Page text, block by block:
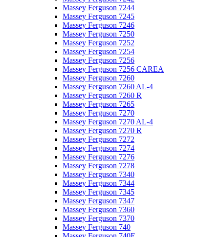
Massey Ferguson 7244
Massey Ferguson 7245
Massey Ferguson 7246
Massey Ferguson 7250
Massey Ferguson 7252
Massey Ferguson 7254
Massey Ferguson 7256
Massey Ferguson 7256 CAREA
Massey Ferguson 7260
Massey Ferguson 7260 AL-4
Massey Ferguson 7260 R
Massey Ferguson 7265
Massey Ferguson 7270
Massey Ferguson 7270 AL-4
Massey Ferguson 7270 R
Massey Ferguson 7272
Massey Ferguson 7274
Massey Ferguson 7276
Massey Ferguson 7278
Massey Ferguson 7340
Massey Ferguson 7344
Massey Ferguson 7345
Massey Ferguson 7347
Massey Ferguson 7360
Massey Ferguson 7370
Massey Ferguson 740